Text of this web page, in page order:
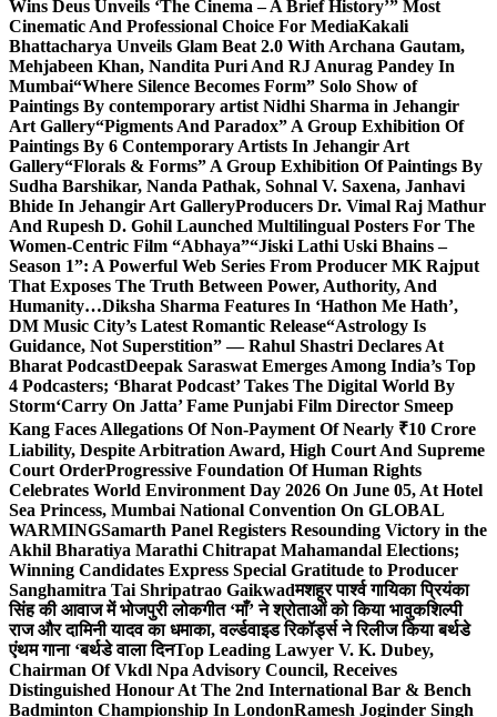
Wins Deus Unveils ‘The Cinema – A Brief History’” Most
Cinematic And Professional Choice For MediaKakali
Bhattacharya Unveils Glam Beat 2.0 With Archana Gautam,
Mehjabeen Khan, Nandita Puri And RJ Anurag Pandey In
Mumbai“Where Silence Becomes Form” Solo Show of
Paintings By contemporary artist Nidhi Sharma in Jehangir
Art Gallery“Pigments And Paradox” A Group Exhibition Of
Paintings By 6 Contemporary Artists In Jehangir Art
Gallery“Florals & Forms” A Group Exhibition Of Paintings By
Sudha Barshikar, Nanda Pathak, Sohnal V. Saxena, Janhavi
Bhide In Jehangir Art GalleryProducers Dr. Vimal Raj Mathur
And Rupesh D. Gohil Launched Multilingual Posters For The
Women-Centric Film “Abhaya”“Jiski Lathi Uski Bhains –
Season 1”: A Powerful Web Series From Producer MK Rajput
That Exposes The Truth Between Power, Authority, And
Humanity…Diksha Sharma Features In ‘Hathon Me Hath’,
DM Music City’s Latest Romantic Release“Astrology Is
Guidance, Not Superstition” — Rahul Shastri Declares At
Bharat PodcastDeepak Saraswat Emerges Among India’s Top
4 Podcasters; ‘Bharat Podcast’ Takes The Digital World By
Storm‘Carry On Jatta’ Fame Punjabi Film Director Smeep
Kang Faces Allegations Of Non-Payment Of Nearly ₹10 Crore
Liability, Despite Arbitration Award, High Court And Supreme
Court OrderProgressive Foundation Of Human Rights
Celebrates World Environment Day 2026 On June 05, At Hotel
Sea Princess, Mumbai National Convention On GLOBAL
WARMINGSamarth Panel Registers Resounding Victory in the
Akhil Bharatiya Marathi Chitrapat Mahamandal Elections;
Winning Candidates Express Special Gratitude to Producer
Sanghamitra Tai Shripatrao Gaikwadमशहूर पार्श्व गायिका प्रियंका
सिंह की आवाज में भोजपुरी लोकगीत ‘माँ’ ने श्रोताओं को किया भावुकशिल्पी
राज और दामिनी यादव का धमाका, वर्ल्डवाइड रिकॉर्ड्स ने रिलीज किया बर्थडे
एंथम गाना ‘बर्थडे वाला दिनTop Leading Lawyer V. K. Dubey,
Chairman Of Vkdl Npa Advisory Council, Receives
Distinguished Honour At The 2nd International Bar & Bench
Badminton Championship In LondonRamesh Joginder Singh